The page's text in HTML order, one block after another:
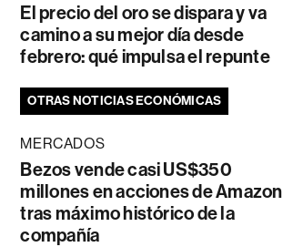
El precio del oro se dispara y va
camino a su mejor día desde
febrero: qué impulsa el repunte
OTRAS NOTICIAS ECONÓMICAS
MERCADOS
Bezos vende casi US$350
millones en acciones de Amazon
tras máximo histórico de la
compañía